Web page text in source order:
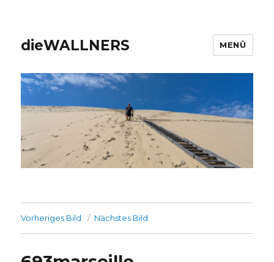
dieWALLNERS MENÜ
Vorheriges Bild Nächstes Bild